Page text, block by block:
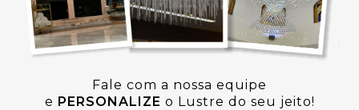
Fale com a nossa equipe
e PERSONALIZE o Lustre do seu jeito!